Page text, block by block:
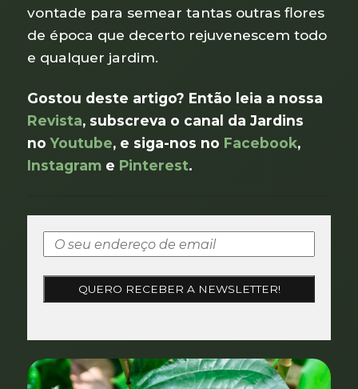
vontade para semear tantas outras flores
de época que decerto rejuvenescem todo
e qualquer jardim.
Gostou deste artigo? Então leia a nossa
Revista, subscreva o canal da Jardins
noYoutube, e siga-nos no Facebook,
Instagram e Pinterest.